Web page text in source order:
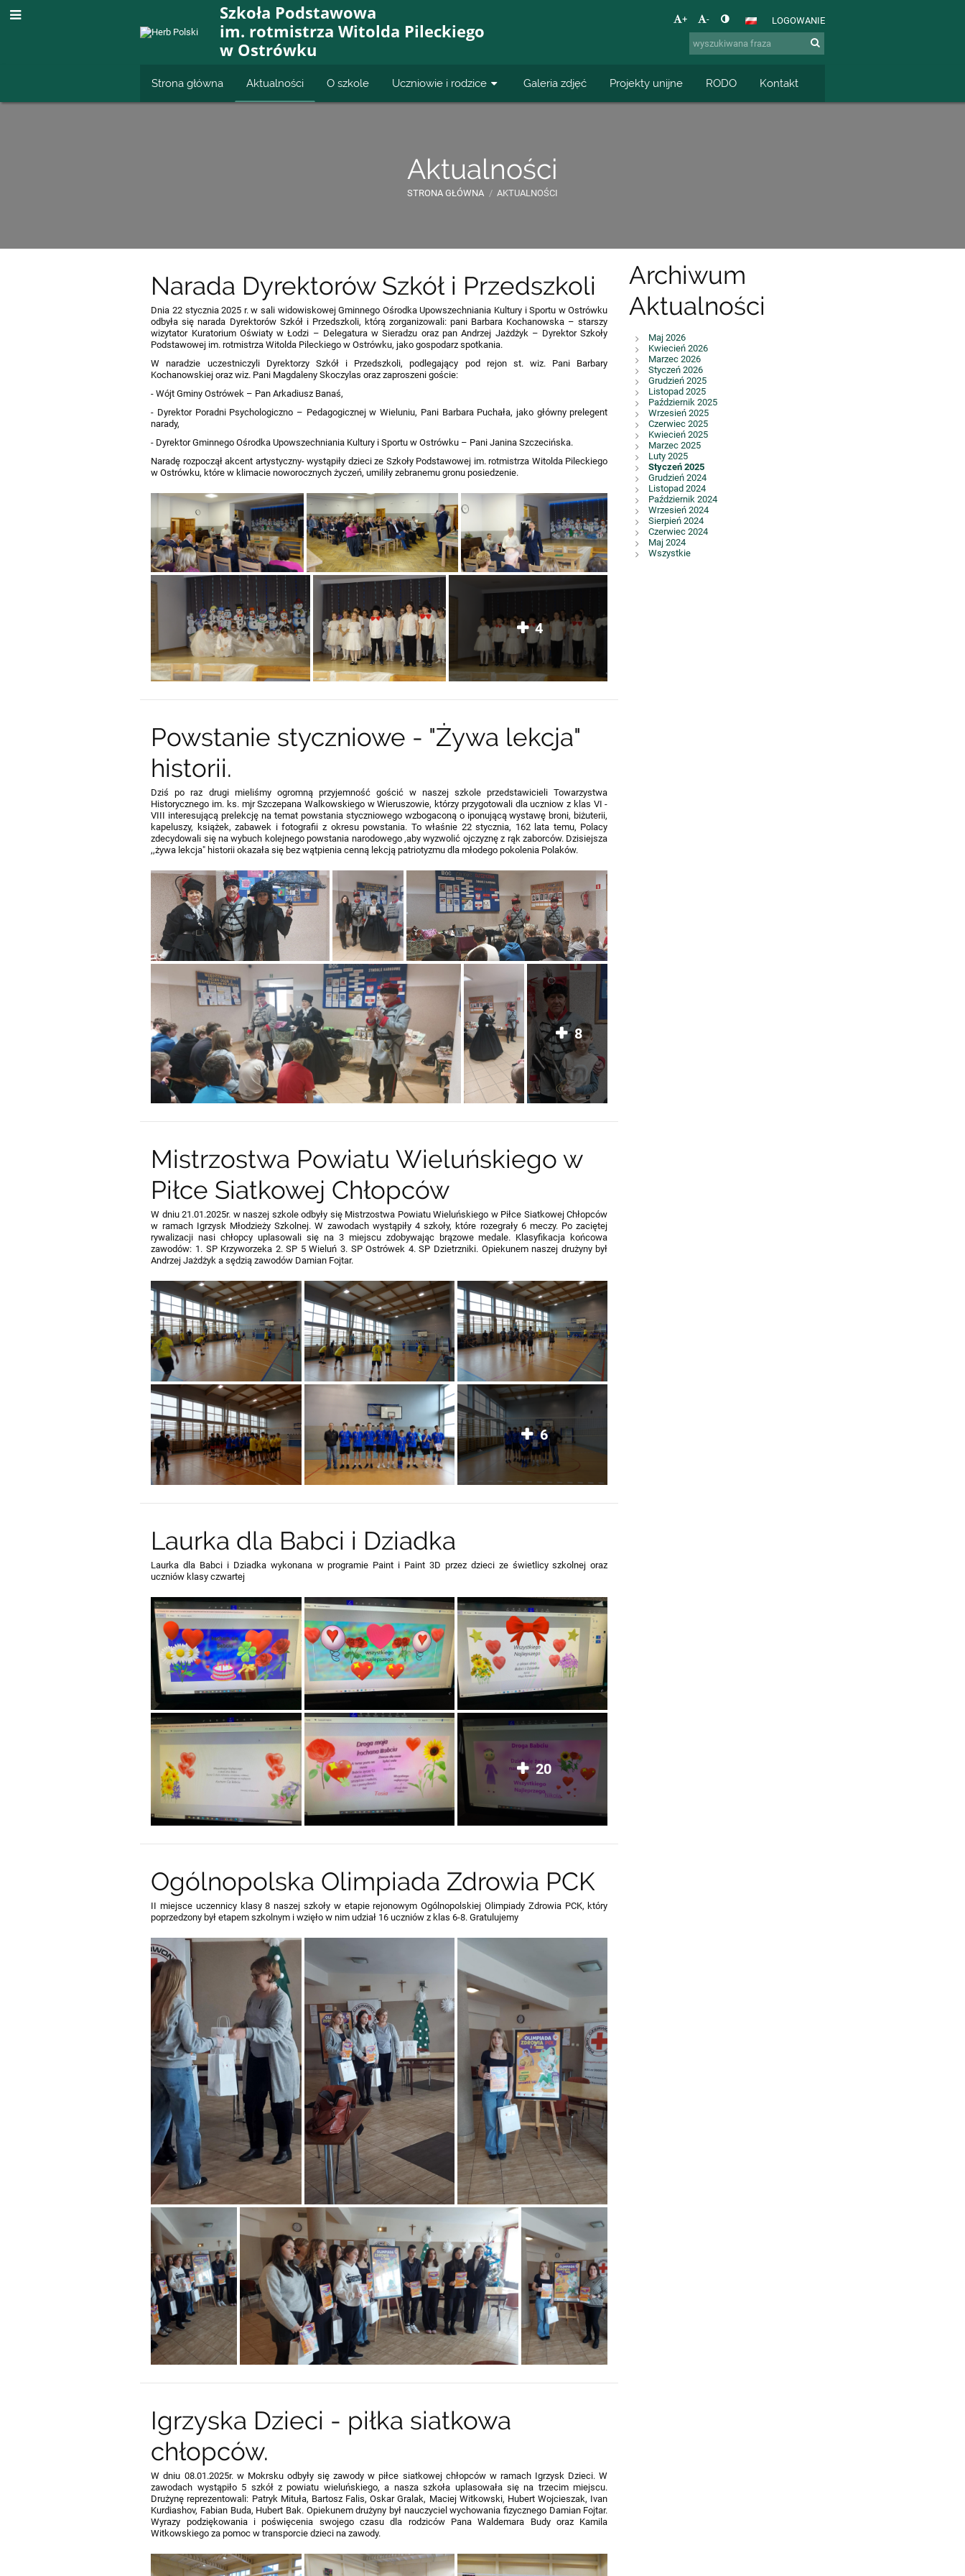
Szkoła Podstawowa
im. rotmistrza Witolda Pileckiego
w Ostrówku
+ - LOGOWANIE
Strona główna Aktualności O szkole Uczniowie i rodzice Galeria zdjęć Projekty unijne RODO Kontakt
Aktualności
STRONA GŁÓWNA / AKTUALNOŚCI
Aktualności
Narada Dyrektorów Szkół i Przedszkoli
Dnia 22 stycznia 2025 r. w sali widowiskowej Gminnego Ośrodka Upowszechniania Kultury i Sportu w Ostrówku
odbyła się narada Dyrektorów Szkół i Przedszkoli, którą zorganizowali: pani Barbara Kochanowska – starszy
wizytator Kuratorium Oświaty w Łodzi – Delegatura w Sieradzu oraz pan Andrzej Jażdżyk – Dyrektor Szkoły
Podstawowej im. rotmistrza Witolda Pileckiego w Ostrówku, jako gospodarz spotkania.
W naradzie uczestniczyli Dyrektorzy Szkół i Przedszkoli, podlegający pod rejon st. wiz. Pani Barbary
Kochanowskiej oraz wiz. Pani Magdaleny Skoczylas oraz zaproszeni goście:
- Wójt Gminy Ostrówek – Pan Arkadiusz Banaś,
- Dyrektor Poradni Psychologiczno – Pedagogicznej w Wieluniu, Pani Barbara Puchała, jako główny prelegent
narady,
- Dyrektor Gminnego Ośrodka Upowszechniania Kultury i Sportu w Ostrówku – Pani Janina Szczecińska.
Naradę rozpoczął akcent artystyczny- wystąpiły dzieci ze Szkoły Podstawowej im. rotmistrza Witolda Pileckiego
w Ostrówku, które w klimacie noworocznych życzeń, umiliły zebranemu gronu posiedzenie.
4
Powstanie styczniowe - "Żywa lekcja"
historii.
Dziś po raz drugi mieliśmy ogromną przyjemność gościć w naszej szkole przedstawicieli Towarzystwa
Historycznego im. ks. mjr Szczepana Walkowskiego w Wieruszowie, którzy przygotowali dla uczniow z klas VI -
VIII interesującą prelekcję na temat powstania styczniowego wzbogaconą o iponującą wystawę broni, biżuterii,
kapeluszy, książek, zabawek i fotografii z okresu powstania. To właśnie 22 stycznia, 162 lata temu, Polacy
zdecydowali się na wybuch kolejnego powstania narodowego ,aby wyzwolić ojczyznę z rąk zaborców. Dzisiejsza
,,żywa lekcja" historii okazała się bez wątpienia cenną lekcją patriotyzmu dla młodego pokolenia Polaków.
8
Mistrzostwa Powiatu Wieluńskiego w
Piłce Siatkowej Chłopców
W dniu 21.01.2025r. w naszej szkole odbyły się Mistrzostwa Powiatu Wieluńskiego w Piłce Siatkowej Chłopców
w ramach Igrzysk Młodzieży Szkolnej. W zawodach wystąpiły 4 szkoły, które rozegrały 6 meczy. Po zaciętej
rywalizacji nasi chłopcy uplasowali się na 3 miejscu zdobywając brązowe medale. Klasyfikacja końcowa
zawodów: 1. SP Krzyworzeka 2. SP 5 Wieluń 3. SP Ostrówek 4. SP Dzietrzniki. Opiekunem naszej drużyny był
Andrzej Jażdżyk a sędzią zawodów Damian Fojtar.
6
Laurka dla Babci i Dziadka
Laurka dla Babci i Dziadka wykonana w programie Paint i Paint 3D przez dzieci ze świetlicy szkolnej oraz
uczniów klasy czwartej
20
Ogólnopolska Olimpiada Zdrowia PCK
II miejsce uczennicy klasy 8 naszej szkoły w etapie rejonowym Ogólnopolskiej Olimpiady Zdrowia PCK, który
poprzedzony był etapem szkolnym i wzięło w nim udział 16 uczniów z klas 6-8. Gratulujemy
Igrzyska Dzieci - piłka siatkowa
chłopców.
W dniu 08.01.2025r. w Mokrsku odbyły się zawody w piłce siatkowej chłopców w ramach Igrzysk Dzieci. W
zawodach wystąpiło 5 szkół z powiatu wieluńskiego, a nasza szkoła uplasowała się na trzecim miejscu.
Drużynę reprezentowali: Patryk Mituła, Bartosz Falis, Oskar Gralak, Maciej Witkowski, Hubert Wojcieszak, Ivan
Kurdiashov, Fabian Buda, Hubert Bak. Opiekunem drużyny był nauczyciel wychowania fizycznego Damian Fojtar.
Wyrazy podziękowania i poświęcenia swojego czasu dla rodziców Pana Waldemara Budy oraz Kamila
Witkowskiego za pomoc w transporcie dzieci na zawody.
Archiwum
Aktualności
Maj 2026
Kwiecień 2026
Marzec 2026
Styczeń 2026
Grudzień 2025
Listopad 2025
Październik 2025
Wrzesień 2025
Czerwiec 2025
Kwiecień 2025
Marzec 2025
Luty 2025
Styczeń 2025
Grudzień 2024
Listopad 2024
Październik 2024
Wrzesień 2024
Sierpień 2024
Czerwiec 2024
Maj 2024
Wszystkie